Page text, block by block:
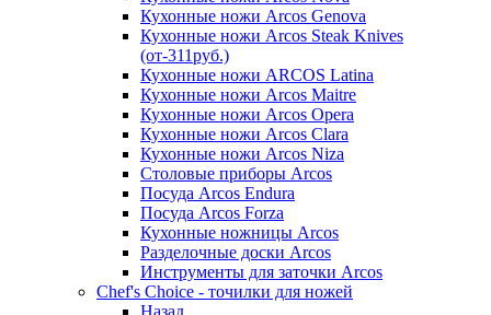
Кухонные ножи Arcos Genova
Кухонные ножи Arcos Steak Knives
(от-311руб.)
Кухонные ножи ARCOS Latina
Кухонные ножи Arcos Maitre
Кухонные ножи Arcos Opera
Кухонные ножи Arcos Clara
Кухонные ножи Arcos Niza
Столовые приборы Arcos
Посуда Arcos Endura
Посуда Arcos Forza
Кухонные ножницы Arcos
Разделочные доски Arcos
Инструменты для заточки Arcos
Chef's Choice - точилки для ножей
Назад